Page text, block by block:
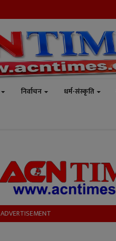
निर्वाचन धर्म-संस्कृति
ADVERTISEMENT